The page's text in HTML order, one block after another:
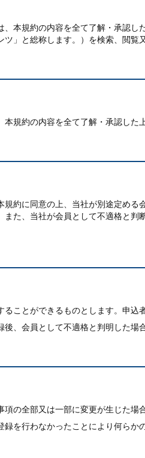
、本規約の内容を全て了解・承認
」と総称します。）を検索、閲覧
規約の内容を全て了解・承認した
規約に同意の上、当社が別途定め
また、当社が会員として不適格と
ことができるものとします。申込
、会員として不適格と判明した場
の全部又は一部に変更が生じた場
を行わなかったことにより何らか